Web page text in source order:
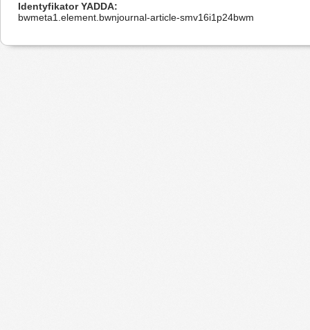
Identyfikator YADDA
bwmeta1.element.bwnjournal-article-smv16i1p24bwm